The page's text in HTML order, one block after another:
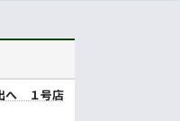
へ １号店